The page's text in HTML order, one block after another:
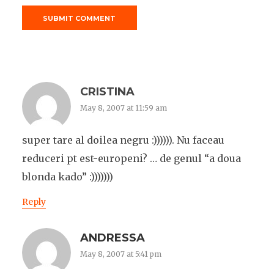
CRISTINA
May 8, 2007 at 11:59 am
super tare al doilea negru :)))))). Nu faceau
reduceri pt est-europeni? … de genul “a doua
blonda kado” :)))))))
Reply
ANDRESSA
May 8, 2007 at 5:41 pm